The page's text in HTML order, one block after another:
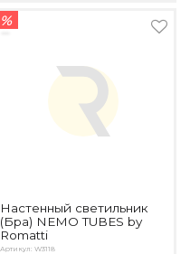
%
Настенный светильник
(Бра) NEMO TUBES by
Romatti
Артикул: W3118